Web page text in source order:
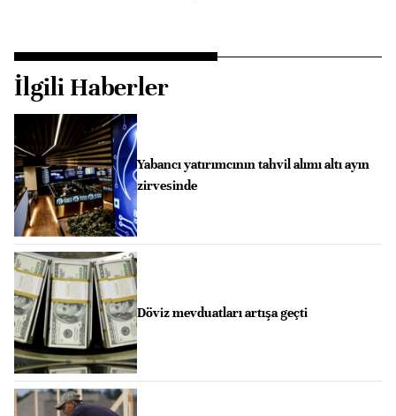
İlgili Haberler
Yabancı yatırımcının tahvil alımı altı ayın
zirvesinde
Döviz mevduatları artışa geçti